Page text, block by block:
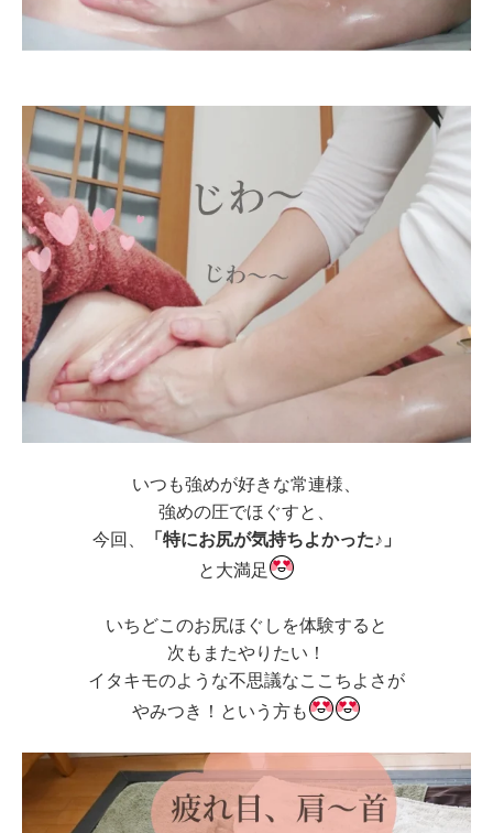
いつも強めが好きな常連様、
強めの圧でほぐすと、
今回、
「特にお尻が気持ちよかった♪」
と大満足
いちどこのお尻ほぐしを体験すると
次もまたやりたい！
イタキモのような不思議なここちよさが
やみつき！という方も